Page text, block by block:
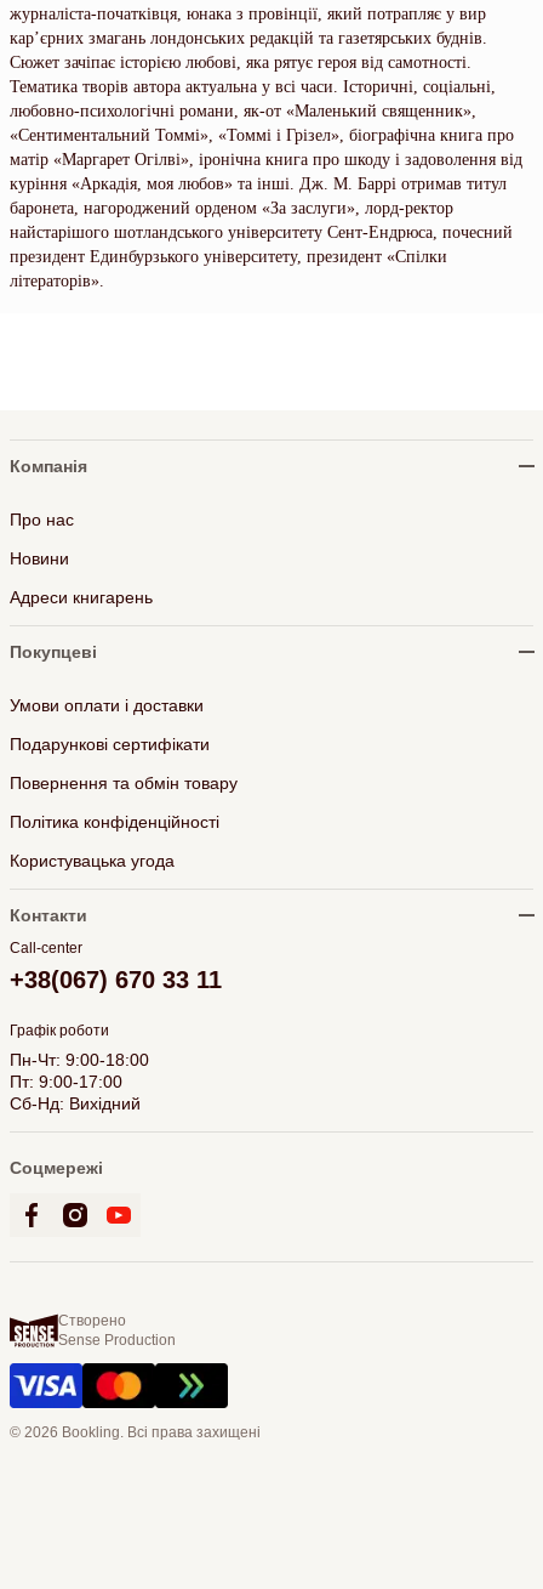
журналіста-початківця, юнака з провінції, який потрапляє у вир
кар’єрних змагань лондонських редакцій та газетярських буднів.
Сюжет зачіпає історією любові, яка рятує героя від самотності.
Тематика творів автора актуальна у всі часи. Історичні, соціальні,
любовно-психологічні романи, як-от «Маленький священник»,
«Сентиментальний Томмі», «Томмі і Грізел», біографічна книга про
матір «Маргарет Огілві», іронічна книга про шкоду і задоволення від
куріння «Аркадія, моя любов» та інші. Дж. М. Баррі отримав титул
баронета, нагороджений орденом «За заслуги», лорд-ректор
найстарішого шотландського університету Сент-Ендрюса, почесний
президент Единбурзького університету, президент «Спілки
літераторів».
Компанія
Про нас
Новини
Адреси книгарень
Покупцеві
Умови оплати і доставки
Подарункові сертифікати
Повернення та обмін товару
Політика конфіденційності
Користувацька угода
Контакти
Call-center
+38(067) 670 33 11
Графік роботи
Пн-Чт: 9:00-18:00
Пт: 9:00-17:00
Сб-Нд: Вихідний
Соцмережі
Створено
Sense Production
© 2026 Bookling. Всі права захищені